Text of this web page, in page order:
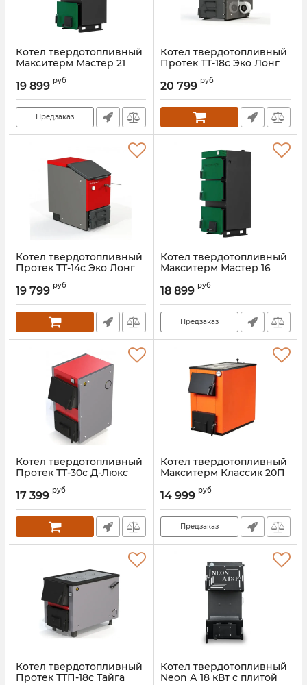
Котел твердотопливный
Макситерм Мастер 21
00000027387
19 899 руб
Предзаказ
Котел твердотопливный
Протек ТТ-18с Эко Лонг
00000027220
20 799 руб
Котел твердотопливный
Протек ТТ-14с Эко Лонг
00000027219
19 799 руб
Котел твердотопливный
Макситерм Мастер 16
00000027386
18 899 руб
Предзаказ
Котел твердотопливный
Протек ТТ-30с Д-Люкс
00000027214
17 399 руб
Котел твердотопливный
Макситерм Классик 20П
00000027112
14 999 руб
Предзаказ
Котел твердотопливный
Протек ТТП-18с Тайга
Котел твердотопливный
Neon А 18 кВт с плитой